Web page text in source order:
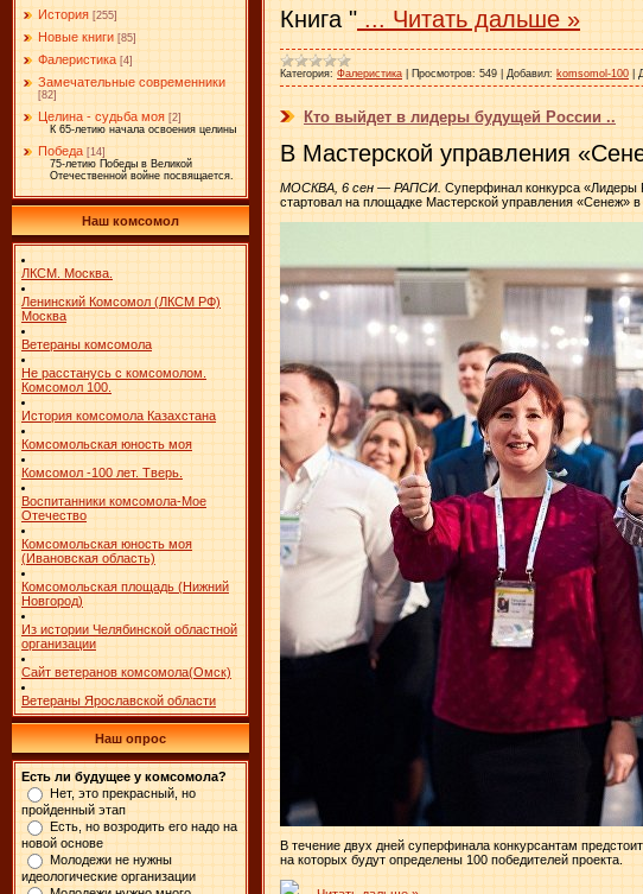
История [255]
Новые книги [85]
Фалеристика [4]
Замечательные современники
[82]
Целина - судьба моя [2]
К 65-летию начала освоения целины
Победа [14]
75-летию Победы в Великой
Отечественной войне посвящается.
Наш комсомол
ЛКСМ. Москва.
Ленинский Комсомол (ЛКСМ РФ)
Москва
Ветераны комсомола
Не расстанусь с комсомолом.
Комсомол 100.
История комсомола Казахстана
Комсомольская юность моя
Комсомол -100 лет. Тверь.
Воспитанники комсомола-Мое
Отечество
Комсомольская юность моя
(Ивановская область)
Комсомольская площадь (Нижний
Новгород)
Из истории Челябинской областной
организации
Сайт ветеранов комсомола(Омск)
Ветераны Ярославской области
Наш опрос
Есть ли будущее у комсомола?
Нет, это прекрасный, но
пройденный этап
Есть, но возродить его надо на
новой основе
Молодежи не нужны
идеологические организации
Книга " ... Читать дальше »
Категория: Фалеристика Просмотров: 549 Добавил: komsomol-100
Кто выйдет в лидеры будущей России ..
В Мастерской управления
МОСКВА, 6 сен — РАПСИ. Суперфинал конкурса «Лидеры
стартовал на площадке Мастерской управления «Сенеж»
В течение двух дней суперфинала конкурсантам
на которых будут определены 100 победителей проекта.